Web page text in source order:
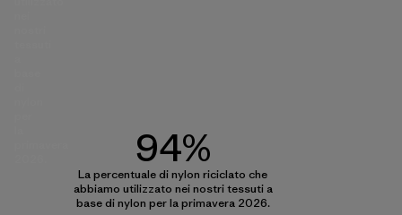
94%
La percentuale di nylon riciclato che
abbiamo utilizzato nei nostri tessuti a
base di nylon per la primavera 2026.